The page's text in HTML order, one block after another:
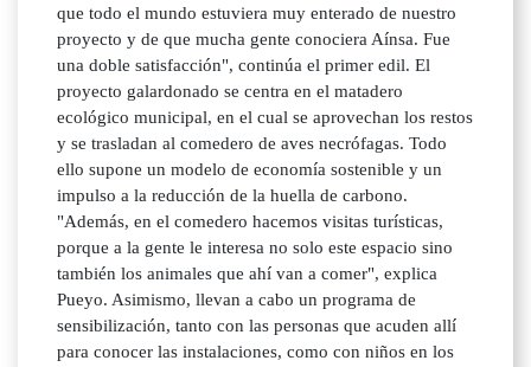
que todo el mundo estuviera muy enterado de nuestro
proyecto y de que mucha gente conociera Aínsa. Fue
una doble satisfacción", continúa el primer edil. El
proyecto galardonado se centra en el matadero
ecológico municipal, en el cual se aprovechan los restos
y se trasladan al comedero de aves necrófagas. Todo
ello supone un modelo de economía sostenible y un
impulso a la reducción de la huella de carbono.
"Además, en el comedero hacemos visitas turísticas,
porque a la gente le interesa no solo este espacio sino
también los animales que ahí van a comer", explica
Pueyo. Asimismo, llevan a cabo un programa de
sensibilización, tanto con las personas que acuden allí
para conocer las instalaciones, como con niños en los